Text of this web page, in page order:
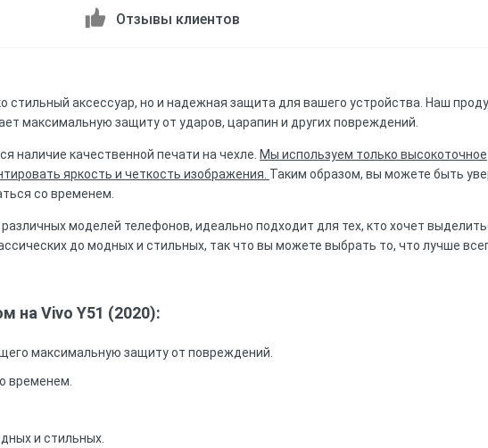
Отзывы клиентов
стильный аксессуар, но и надежная защита для вашего устройства. Наш
максимальную защиту от ударов, царапин и других повреждений.
наличие качественной печати на чехле. Мы используем только высокоточное
яркость и четкость изображения. Таким образом, вы можете быть
со временем.
моделей телефонов, идеально подходит для тех, кто хочет
до модных и стильных, так что вы можете выбрать то, что лучше
на Vivo Y51 (2020):
максимальную защиту от повреждений.
временем.
и стильных.